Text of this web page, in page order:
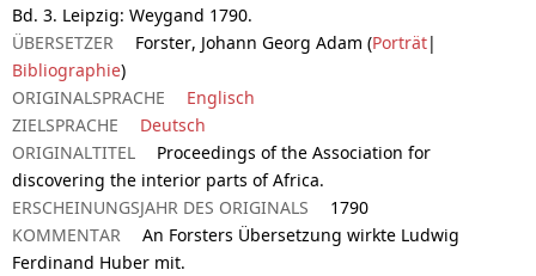
Bd. 3. Leipzig: Weygand 1790.
ÜBERSETZER
Forster, Johann Georg Adam (Porträt|
Bibliographie)
ORIGINALSPRACHE
Englisch
ZIELSPRACHE
Deutsch
ORIGINALTITEL
Proceedings of the Association for
discovering the interior parts of Africa.
ERSCHEINUNGSJAHR DES ORIGINALS
1790
KOMMENTAR
An Forsters Übersetzung wirkte Ludwig
Ferdinand Huber mit.